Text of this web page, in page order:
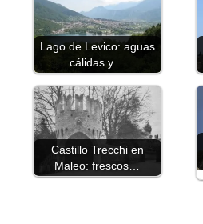
Lago de Levico: aguas
cálidas y…
Castillo Trecchi en
Maleo: frescos…